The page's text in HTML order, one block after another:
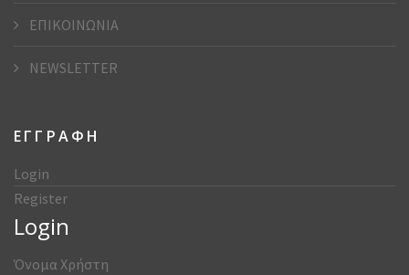
ΕΠΙΚΟΙΝΩΝΙΑ
NEWSLETTER
ΕΓΓΡΑΦΗ
Login
Register
Login
Όνομα Χρήστη